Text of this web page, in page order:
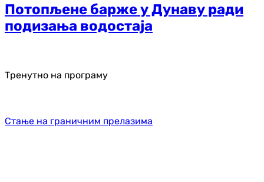
Потопљене барже у Дунаву ради
подизања водостаја
Тренутно на програму
Стање на граничним прелазима